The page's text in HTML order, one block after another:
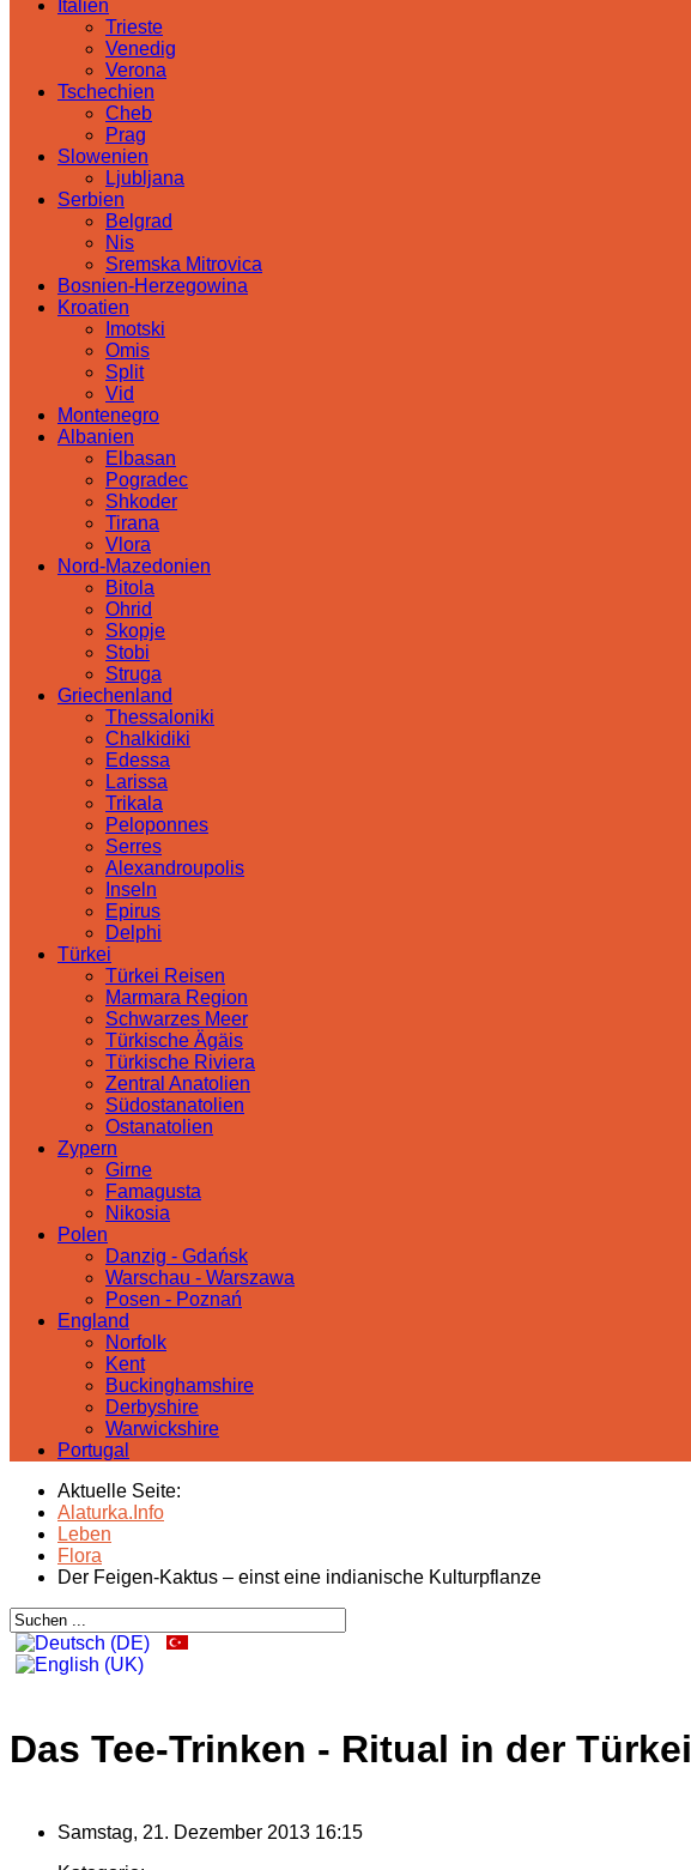
Italien
Trieste
Venedig
Verona
Tschechien
Cheb
Prag
Slowenien
Ljubljana
Serbien
Belgrad
Nis
Sremska Mitrovica
Bosnien-Herzegowina
Kroatien
Imotski
Omis
Split
Vid
Montenegro
Albanien
Elbasan
Pogradec
Shkoder
Tirana
Vlora
Nord-Mazedonien
Bitola
Ohrid
Skopje
Stobi
Struga
Griechenland
Thessaloniki
Chalkidiki
Edessa
Larissa
Trikala
Peloponnes
Serres
Alexandroupolis
Inseln
Epirus
Delphi
Türkei
Türkei Reisen
Marmara Region
Schwarzes Meer
Türkische Ägäis
Türkische Riviera
Zentral Anatolien
Südostanatolien
Ostanatolien
Zypern
Girne
Famagusta
Nikosia
Polen
Danzig - Gdańsk
Warschau - Warszawa
Posen - Poznań
England
Norfolk
Kent
Buckinghamshire
Derbyshire
Warwickshire
Portugal
Aktuelle Seite:
Alaturka.Info
Leben
Flora
Der Feigen-Kaktus – einst eine indianische Kulturpflanze
Das Tee-Trinken - Ritual in der Türkei
Samstag, 21. Dezember 2013 16:15